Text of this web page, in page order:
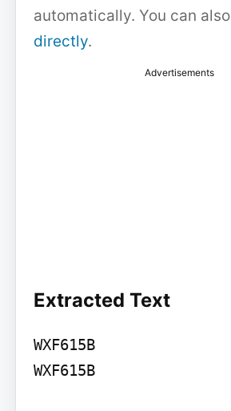
automatically. You can also
directly.
Advertisements
Extracted Text
WXF615B
WXF615B